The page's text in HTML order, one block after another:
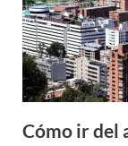
Cómo ir del